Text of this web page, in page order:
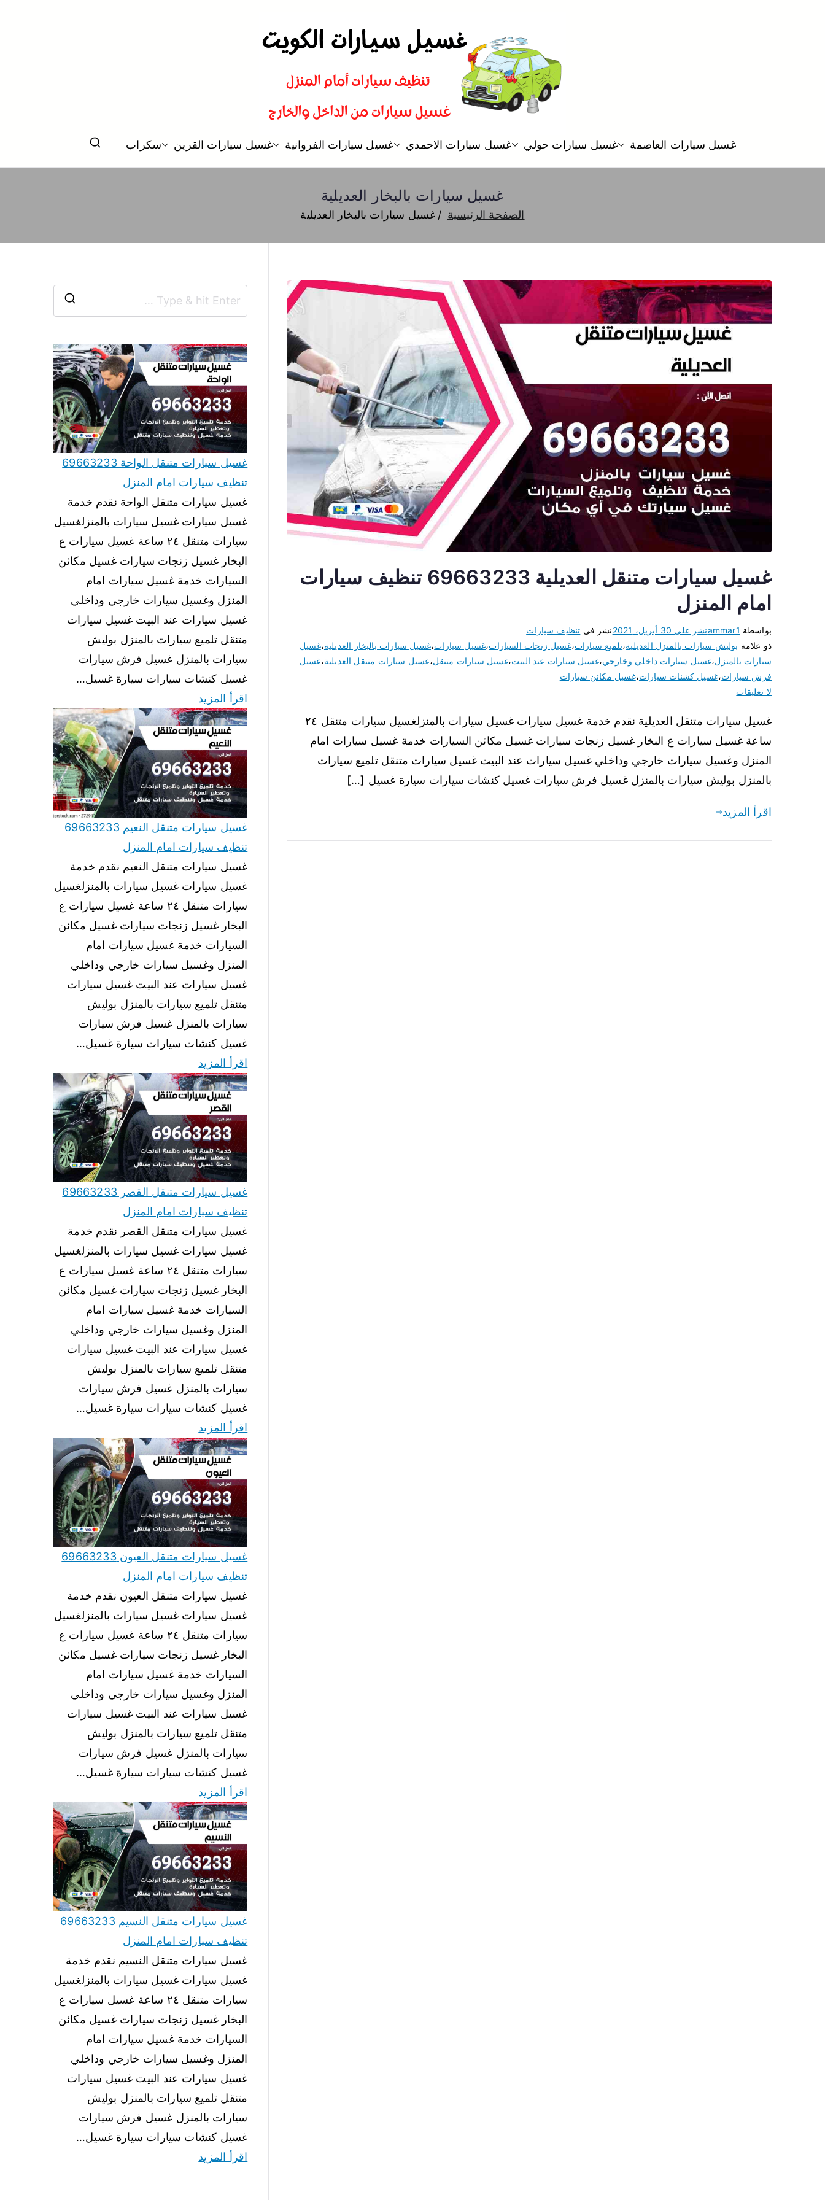
غسيل سيارات
شركة تنظيف سيارات و تلميع و بوليش في الكويت غسيل سيارات العاصمة غسيل سيارات حولي غسيل سيارات الاحمدي غسيل سيارات الفروانية غسيل سيارات القرين سكراب
غسيل سيارات بالبخار العديلية
الصفحة الرئيسية غسيل سيارات بالبخار العديلية
غسيل سيارات متنقل العديلية 69663233 تنظيف سيارات
امام المنزل
بواسطة ammar1نشر على 30 أبريل، 2021 نشر في تنظيف سيارات
ذو علامة بوليش سيارات بالمنزل العديلية،تلميع سيارات،غسيل زنجات السيارات،غسيل سيارات،غسيل سيارات بالبخار العديلية،غسيل
سيارات بالمنزل،غسيل سيارات داخلي وخارجي،غسيل سيارات عند البيت،غسيل سيارات متنقل،غسيل سيارات متنقل العديلية،غسيل
فرش سيارات،غسيل كشنات سيارات،غسيل مكائن سيارات
لا تعليقات
غسيل سيارات متنقل العديلية نقدم خدمة غسيل سيارات غسيل سيارات بالمنزلغسيل سيارات متنقل ٢٤
ساعة غسيل سيارات ع البخار غسيل زنجات سيارات غسيل مكائن السيارات خدمة غسيل سيارات امام
المنزل وغسيل سيارات خارجي وداخلي غسيل سيارات عند البيت غسيل سيارات متنقل تلميع سيارات
بالمنزل بوليش سيارات بالمنزل غسيل فرش سيارات غسيل كنشات سيارات سيارة غسيل […]
اقرأ المزيد
غسيل سيارات متنقل الواحة 69663233
تنظيف سيارات امام المنزل
غسيل سيارات متنقل الواحة نقدم خدمة
غسيل سيارات غسيل سيارات بالمنزلغسيل
سيارات متنقل ٢٤ ساعة غسيل سيارات ع
البخار غسيل زنجات سيارات غسيل مكائن
السيارات خدمة غسيل سيارات امام
المنزل وغسيل سيارات خارجي وداخلي
غسيل سيارات عند البيت غسيل سيارات
متنقل تلميع سيارات بالمنزل بوليش
سيارات بالمنزل غسيل فرش سيارات
غسيل كنشات سيارات سيارة غسيل…
اقرأ المزيد
غسيل سيارات متنقل النعيم 69663233
تنظيف سيارات امام المنزل
غسيل سيارات متنقل النعيم نقدم خدمة
غسيل سيارات غسيل سيارات بالمنزلغسيل
سيارات متنقل ٢٤ ساعة غسيل سيارات ع
البخار غسيل زنجات سيارات غسيل مكائن
السيارات خدمة غسيل سيارات امام
المنزل وغسيل سيارات خارجي وداخلي
غسيل سيارات عند البيت غسيل سيارات
متنقل تلميع سيارات بالمنزل بوليش
سيارات بالمنزل غسيل فرش سيارات
غسيل كنشات سيارات سيارة غسيل…
اقرأ المزيد
غسيل سيارات متنقل القصر 69663233
تنظيف سيارات امام المنزل
غسيل سيارات متنقل القصر نقدم خدمة
غسيل سيارات غسيل سيارات بالمنزلغسيل
سيارات متنقل ٢٤ ساعة غسيل سيارات ع
البخار غسيل زنجات سيارات غسيل مكائن
السيارات خدمة غسيل سيارات امام
المنزل وغسيل سيارات خارجي وداخلي
غسيل سيارات عند البيت غسيل سيارات
متنقل تلميع سيارات بالمنزل بوليش
سيارات بالمنزل غسيل فرش سيارات
غسيل كنشات سيارات سيارة غسيل…
اقرأ المزيد
غسيل سيارات متنقل العيون 69663233
تنظيف سيارات امام المنزل
غسيل سيارات متنقل العيون نقدم خدمة
غسيل سيارات غسيل سيارات بالمنزلغسيل
سيارات متنقل ٢٤ ساعة غسيل سيارات ع
البخار غسيل زنجات سيارات غسيل مكائن
السيارات خدمة غسيل سيارات امام
المنزل وغسيل سيارات خارجي وداخلي
غسيل سيارات عند البيت غسيل سيارات
متنقل تلميع سيارات بالمنزل بوليش
سيارات بالمنزل غسيل فرش سيارات
غسيل كنشات سيارات سيارة غسيل…
اقرأ المزيد
غسيل سيارات متنقل النسيم 69663233
تنظيف سيارات امام المنزل
غسيل سيارات متنقل النسيم نقدم خدمة
غسيل سيارات غسيل سيارات بالمنزلغسيل
سيارات متنقل ٢٤ ساعة غسيل سيارات ع
البخار غسيل زنجات سيارات غسيل مكائن
السيارات خدمة غسيل سيارات امام
المنزل وغسيل سيارات خارجي وداخلي
غسيل سيارات عند البيت غسيل سيارات
متنقل تلميع سيارات بالمنزل بوليش
سيارات بالمنزل غسيل فرش سيارات
غسيل كنشات سيارات سيارة غسيل…
اقرأ المزيد